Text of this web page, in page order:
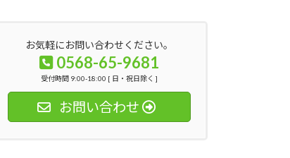
お気軽にお問い合わせください。
0568-65-9681
受付時間 9:00-18:00 [ 日・祝日除く ]
お問い合わせ